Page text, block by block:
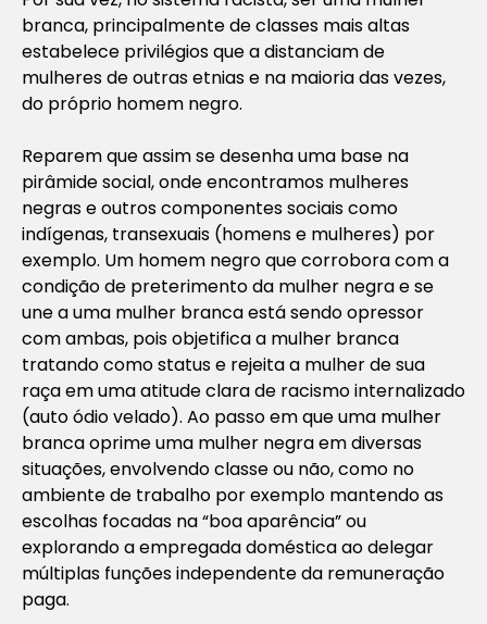
branca, principalmente de classes mais altas
estabelece privilégios que a distanciam de
mulheres de outras etnias e na maioria das vezes,
do próprio homem negro.
Reparem que assim se desenha uma base na
pirâmide social, onde encontramos mulheres
negras e outros componentes sociais como
indígenas, transexuais (homens e mulheres) por
exemplo. Um homem negro que corrobora com a
condição de preterimento da mulher negra e se
une a uma mulher branca está sendo opressor
com ambas, pois objetifica a mulher branca
tratando como status e rejeita a mulher de sua
raça em uma atitude clara de racismo internalizado
(auto ódio velado). Ao passo em que uma mulher
branca oprime uma mulher negra em diversas
situações, envolvendo classe ou não, como no
ambiente de trabalho por exemplo mantendo as
escolhas focadas na “boa aparência” ou
explorando a empregada doméstica ao delegar
múltiplas funções independente da remuneração
paga.